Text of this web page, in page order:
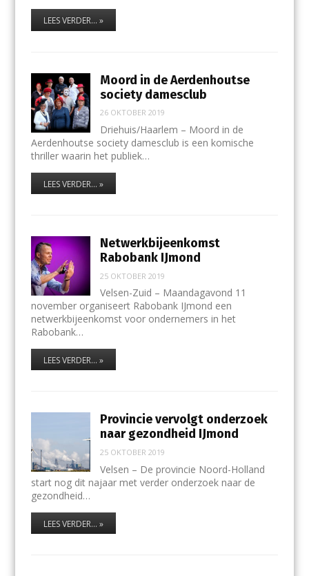
LEES VERDER... »
Moord in de Aerdenhoutse
society damesclub
26 OKTOBER 2019
Driehuis/Haarlem – Moord in de
Aerdenhoutse society damesclub is een komische
thriller waarin het publiek…
LEES VERDER... »
Netwerkbijeenkomst
Rabobank IJmond
25 OKTOBER 2019
Velsen-Zuid – Maandagavond 11
november organiseert Rabobank IJmond een
netwerkbijeenkomst voor ondernemers in het
Rabobank…
LEES VERDER... »
Provincie vervolgt onderzoek
naar gezondheid IJmond
25 OKTOBER 2019
Velsen – De provincie Noord-Holland
start nog dit najaar met verder onderzoek naar de
gezondheid…
LEES VERDER... »